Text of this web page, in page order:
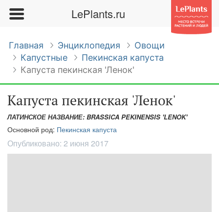
LePlants.ru
Главная Энциклопедия
Овощи
Капустные
Пекинская капуста
Капуста пекинская 'Ленок'
Капуста пекинская 'Ленок'
ЛАТИНСКОЕ НАЗВАНИЕ: BRASSICA PEKINENSIS 'LENOK'
Основной род: Пекинская капуста
Опубликовано: 2 июня 2017